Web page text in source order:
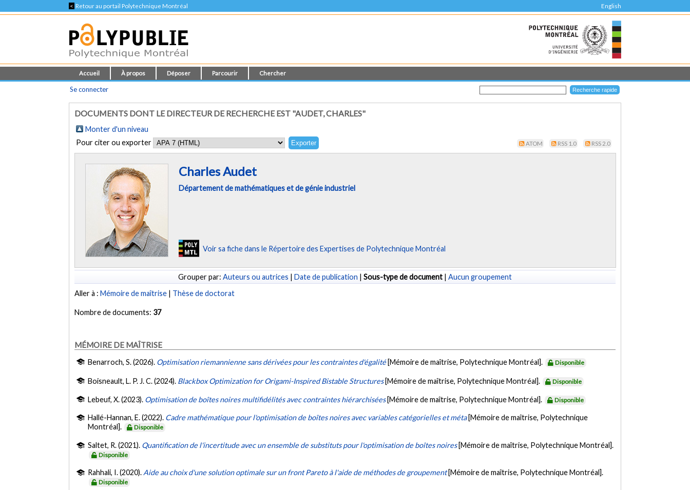
< Retour au portail Polytechnique Montréal English
Accueil À propos Déposer Parcourir Chercher
Se connecter
DOCUMENTS DONT LE DIRECTEUR DE RECHERCHE EST "AUDET, CHARLES"
Monter d'un niveau
Pour citer ou exporter
ATOM RSS 1.0 RSS 2.0
Charles Audet
Département de mathématiques et de génie industriel
Voir sa fiche dans le Répertoire des Expertises de Polytechnique Montréal
Grouper par: Auteurs ou autrices | Date de publication | Sous-type de document | Aucun groupement
Aller à :Mémoire de maîtrise | Thèse de doctorat
Nombre de documents: 37
MÉMOIRE DE MAÎTRISE
Benarroch, S. (2026). Optimisation riemannienne sans dérivées pour les contraintes d'égalité [Mémoire de maîtrise, Polytechnique Montréal]. Disponible
Boisneault, L. P. J. C. (2024). Blackbox Optimization for Origami-Inspired Bistable Structures [Mémoire de maîtrise, Polytechnique Montréal]. Disponible
Lebeuf, X. (2023). Optimisation de boîtes noires multifidélités avec contraintes hiérarchisées [Mémoire de maîtrise, Polytechnique Montréal]. Disponible
Hallé-Hannan, E. (2022). Cadre mathématique pour l'optimisation de boîtes noires avec variables catégorielles et méta [Mémoire de maîtrise, Polytechnique
Montréal].
Disponible
Saltet, R. (2021). Quantification de l'incertitude avec un ensemble de substituts pour l'optimisation de boîtes noires [Mémoire de maîtrise, Polytechnique Montréal].
Disponible
Rahhali, I. (2020). Aide au choix d'une solution optimale sur un front Pareto à l'aide de méthodes de groupement [Mémoire de maîtrise, Polytechnique Montréal].
Disponible